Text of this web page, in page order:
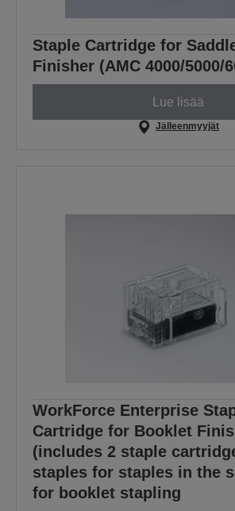
Staple Cartridge for
Finisher (AMC 4000/5000/
Lue lisää
Jälleenmyyjät
WorkForce Enterprise
Cartridge for Booklet
(includes 2 staple
staples for staples in the
for booklet stapling